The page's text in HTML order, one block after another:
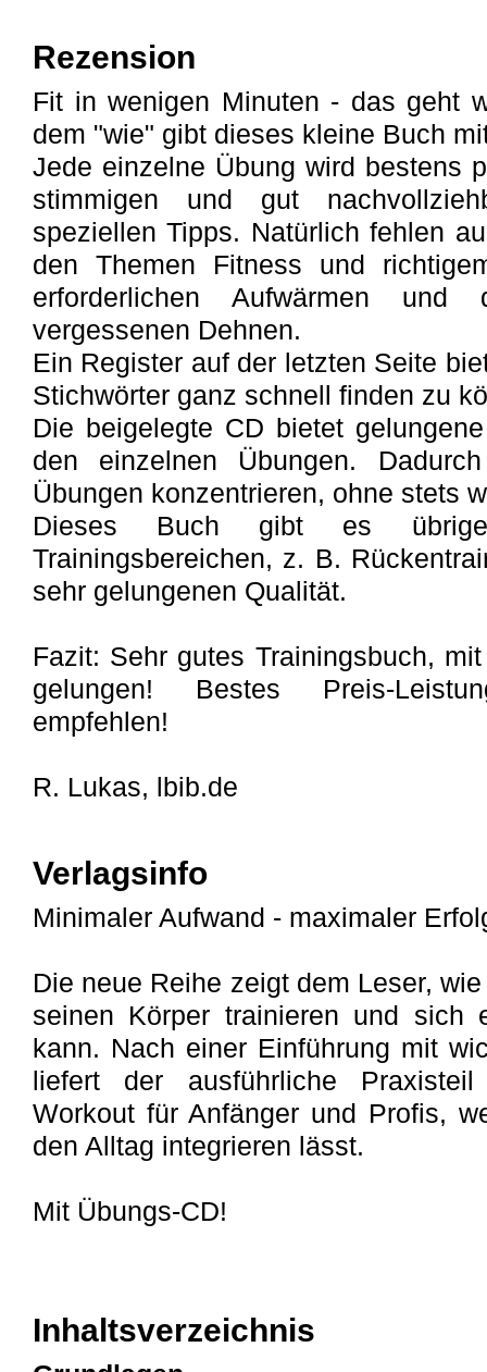
Rezension
Fit in wenigen Minuten - das geht
dem "wie" gibt dieses kleine Buch
Jede einzelne Übung wird bestens
stimmigen und gut
speziellen Tipps. Natürlich fehlen
den Themen Fitness und
erforderlichen Aufwärmen
vergessenen Dehnen.
Ein Register auf der letzten Seite
Stichwörter ganz schnell finden zu
Die beigelegte CD bietet
den einzelnen Übungen.
Übungen konzentrieren, ohne stets
Dieses Buch gibt es
Trainingsbereichen, z. B.
sehr gelungenen Qualität.
Fazit: Sehr gutes Trainingsbuch,
gelungen! Bestes Preis-
empfehlen!
R. Lukas, lbib.de
Verlagsinfo
Minimaler Aufwand - maximaler
Die neue Reihe zeigt dem Leser,
seinen Körper trainieren und sich
kann. Nach einer Einführung mit
liefert der ausführliche Praxisteil
Workout für Anfänger und Profis,
den Alltag integrieren lässt.
Mit Übungs-CD!
Inhaltsverzeichnis